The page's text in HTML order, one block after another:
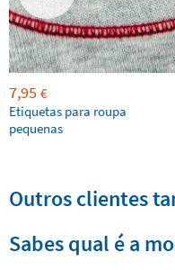
7,95 €
Etiquetas para roupa
pequenas
Outros clientes
Sabes qual é a